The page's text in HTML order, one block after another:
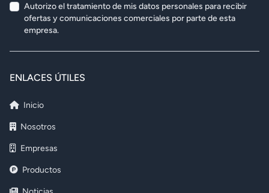
Autorizo el tratamiento de mis datos personales para recibir
ofertas y comunicaciones comerciales por parte de esta
empresa.
ENLACES ÚTILES
Inicio
Nosotros
Empresas
Productos